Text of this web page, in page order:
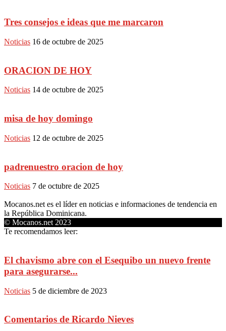
Tres consejos e ideas que me marcaron
Noticias 16 de octubre de 2025
ORACION DE HOY
Noticias 14 de octubre de 2025
misa de hoy domingo
Noticias 12 de octubre de 2025
padrenuestro oracion de hoy
Noticias 7 de octubre de 2025
Mocanos.net es el líder en noticias e informaciones de tendencia en
la República Dominicana.
© Mocanos.net 2023
Te recomendamos leer:
El chavismo abre con el Esequibo un nuevo frente
para asegurarse...
Noticias 5 de diciembre de 2023
Comentarios de Ricardo Nieves